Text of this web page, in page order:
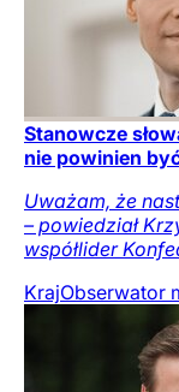
Stanowcze
nie powinien
Uważam, że
– powiedział
współlider
KrajObserwator